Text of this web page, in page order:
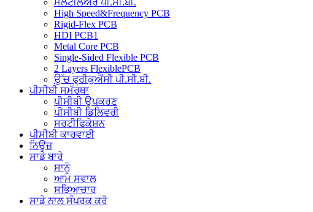
ਮਲਟੀਲੇਅਰ ਪੀ.ਸੀ.ਬੀ.
High Speed&Frequency PCB
Rigid-Flex PCB
HDI PCB1
Metal Core PCB
Single-Sided Flexible PCB
2 Layers FlexiblePCB
ਉੱਚ ਫ੍ਰੀਕੁਐਂਸੀ ਪੀ.ਸੀ.ਬੀ.
ਪੀਸੀਬੀ ਸਮੱਰਥਾ
ਪੀਸੀਬੀ ਉਪਕਰਣ
ਪੀਸੀਬੀ ਡਿਲਿਵਰੀ
ਸਰਟੀਫਿਕੇਸ਼ਨ
ਪੀਸੀਬੀ ਕਾਰਵਾਈ
ਨਿਊਜ਼
ਸਾਡੇ ਬਾਰੇ
ਸਾਨੂੰ
ਆਮ ਸਵਾਲ
ਸਭਿਆਚਾਰ
ਸਾਡੇ ਨਾਲ ਸੰਪਰਕ ਕਰੋ